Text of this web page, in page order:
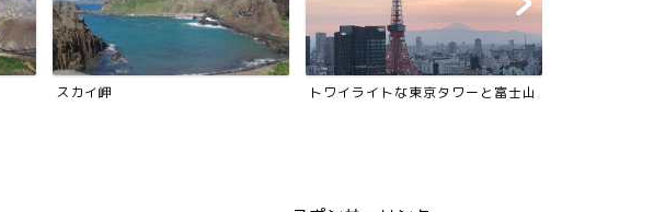
スカイ岬 トワイライトな東京タワーと富士山